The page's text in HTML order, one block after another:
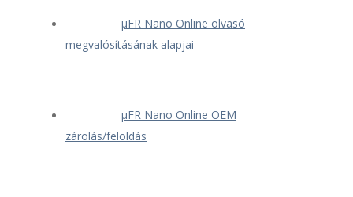
μFR Nano Online olvasó
megvalósításának alapjai
μFR Nano Online OEM
zárolás/feloldás